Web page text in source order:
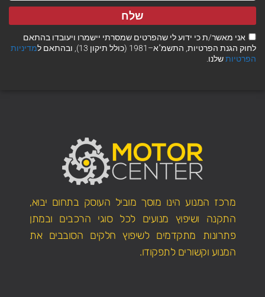
אני מאשר/ת כי ידוע לי שהפרטים שמסרתי יישמרו ויעובדו בהתאם
לחוק הגנת הפרטיות, התשמ"א–1981 (כולל תיקון 13), ובהתאם ל
מדיניות
הפרטיותשלנו.
שלח
מרכז המנוע הינו מוסך מוביל העוסק בתחום יבוא,
התקנה ושיפוץ מנועים לכל סוגי הרכבים ובמתן
פתרונות מתקדמים לשיפוץ חלקים הסובבים את
המנוע וקשורים לתפקודו.